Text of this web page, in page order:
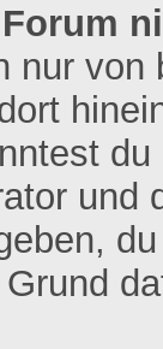
nur
und